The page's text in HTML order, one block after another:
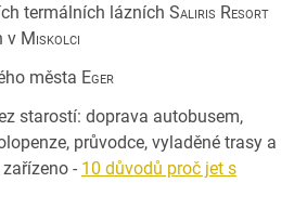
termálních lázních Saliris Resort
v Miskolci
města Eger
starostí: doprava autobusem,
průvodce, vyladěné trasy a
- 10 důvodů proč jet s